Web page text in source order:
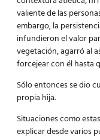
valiente de las
embargo, la
infundieron el valor
vegetación, agarró al
forcejear con él hasta
Sólo entonces se dio
propia hija.
Situaciones como
explicar desde varios